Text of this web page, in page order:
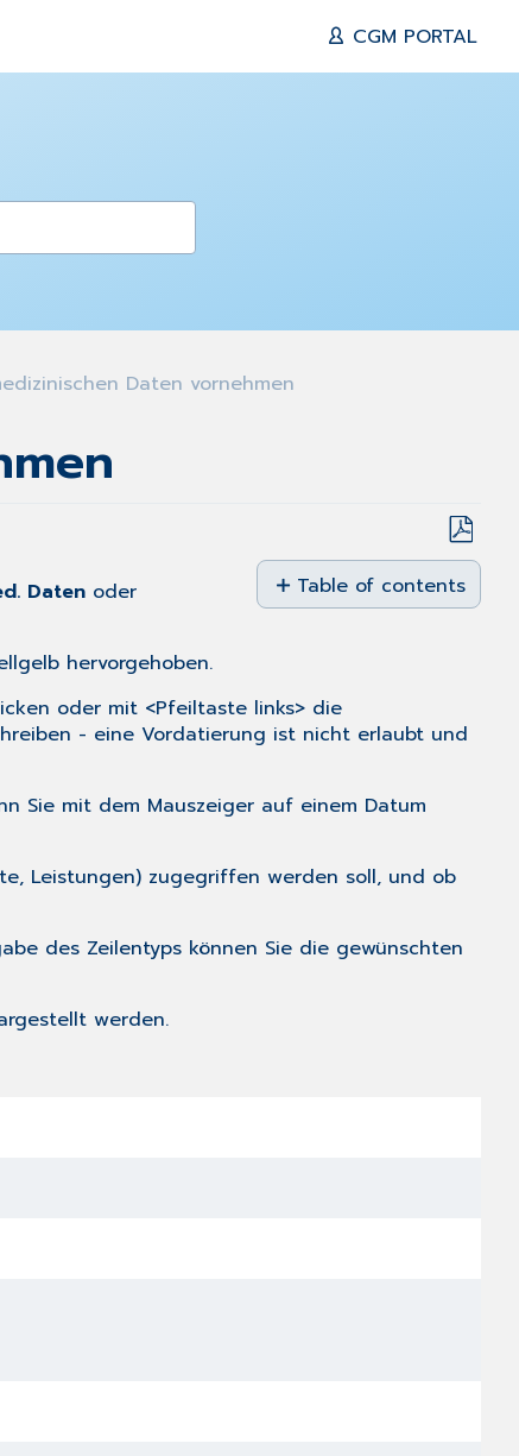
CGM PORTAL
Daten vornehmen
Save
as
PDF
Table of contents
No
Daten oder
hervorgehoben.
oder mit <Pfeiltaste links> die
- eine Vordatierung ist nicht erlaubt und
Sie mit dem Mauszeiger auf einem Datum
Leistungen) zugegriffen werden soll, und ob
des Zeilentyps können Sie die gewünschten
werden.